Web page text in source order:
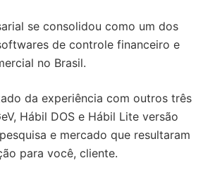
se consolidou como um dos
de controle financeiro e
no Brasil.
da experiência com outros três
Hábil DOS e Hábil Lite versão
e mercado que resultaram
para você, cliente.